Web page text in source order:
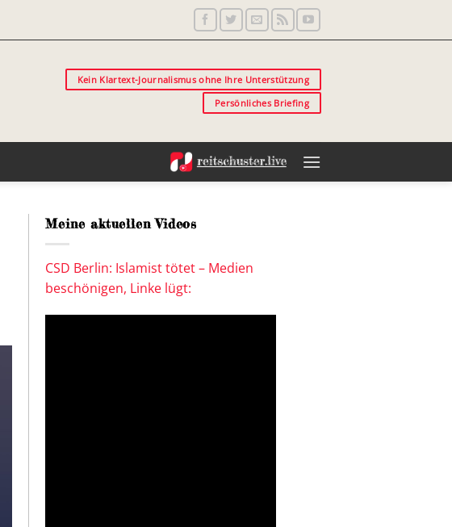
Kein Klartext-Journalismus ohne Ihre Unterstützung
Persönliches Briefing
Meine aktuellen Videos
CSD Berlin: Islamist tötet – Medien
beschönigen, Linke lügt: